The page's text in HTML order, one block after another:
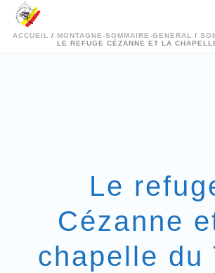
ACCUEIL / MONTAGNE-SOMMAIRE-GENERAL /
LE REFUGE CÉZANNE ET LA
Le
Cézanne
chapelle du